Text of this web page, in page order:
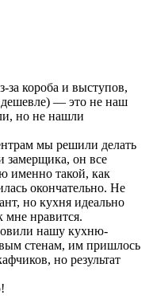
за короба и выступов,
дешевле) — это не наш
но не нашли
мы решили делать
замерщика, он все
именно такой, как
окончательно. Не
но кухня идеально
мне нравится.
нашу кухню-
стенам, им пришлось
но результат